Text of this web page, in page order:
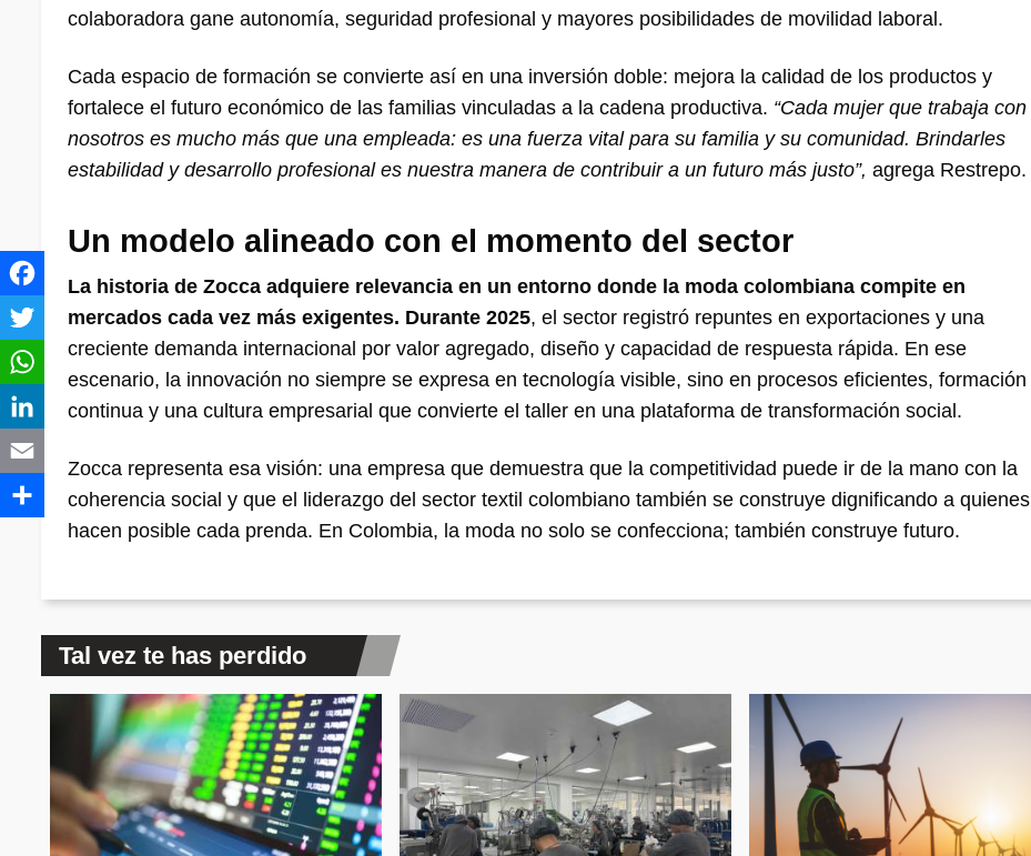
colaboradora gane autonomía, seguridad profesional y mayores posibilidades de movilidad laboral.
Cada espacio de formación se convierte así en una inversión doble: mejora la calidad de los productos y
fortalece el futuro económico de las familias vinculadas a la cadena productiva. “Cada mujer que trabaja con
nosotros es mucho más que una empleada: es una fuerza vital para su familia y su comunidad. Brindarles
estabilidad y desarrollo profesional es nuestra manera de contribuir a un futuro más justo”, agrega Restrepo.
Un modelo alineado con el momento del sector
La historia de Zocca adquiere relevancia en un entorno donde la moda colombiana compite en
mercados cada vez más exigentes. Durante 2025, el sector registró repuntes en exportaciones y una
creciente demanda internacional por valor agregado, diseño y capacidad de respuesta rápida. En ese
escenario, la innovación no siempre se expresa en tecnología visible, sino en procesos eficientes, formación
continua y una cultura empresarial que convierte el taller en una plataforma de transformación social.
Zocca representa esa visión: una empresa que demuestra que la competitividad puede ir de la mano con la
coherencia social y que el liderazgo del sector textil colombiano también se construye dignificando a quienes
hacen posible cada prenda. En Colombia, la moda no solo se confecciona; también construye futuro.
Tal vez te has perdido